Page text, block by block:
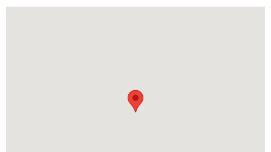
באלייכין